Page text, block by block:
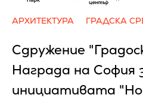
АРХИТЕКТУРА ГРАДСКА
Сдружение
Награда на София
инициативата